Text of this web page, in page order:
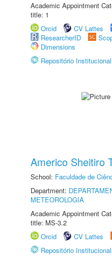
Academic Appointment
title: 1
Orcid
CV Lattes
ResearcherID
Dimensions
Repositório
Americo Sheitiro
School: Faculdade de
Department:
METEOROLOGIA
Academic Appointment
title: MS-3.2
Orcid
CV Lattes
Repositório